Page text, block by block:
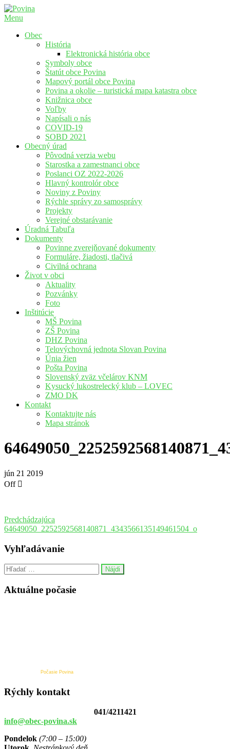
Menu
Obec
História
Elektronická história obce
Symboly obce
Štatút obce Povina
Mapový portál obce Povina
Povina a okolie – turistická mapa katastra obce
Knižnica obce
Voľby
Napísali o nás
COVID-19
SOBD 2021
Obecný úrad
Pôvodná verzia webu
Starostka a zamestnanci obce
Poslanci OZ 2022-2026
Hlavný kontrolór obce
Noviny z Poviny
Rýchle správy zo samosprávy
Projekty
Verejné obstarávanie
Úradná Tabuľa
Dokumenty
Povinne zverejňované dokumenty
Formuláre, žiadosti, tlačivá
Civilná ochrana
Život v obci
Aktuality
Pozvánky
Foto
Inštitúcie
MŠ Povina
ZŠ Povina
DHZ Povina
Telovýchovná jednota Slovan Povina
Únia žien
Pošta Povina
Slovenský zväz včelárov KNM
Kysucký lukostrelecký klub – LOVEC
ZMO DK
Kontakt
Kontaktujte nás
Mapa stránok
jún 21 2019
Off
Predchádzajúca
64649050_2252592568140871_4343566135149461504_o
Vyhľadávanie
Aktuálne počasie
Počasie Povina
Rýchly kontakt
041/4211421
info@obec-povina.sk
Pondelok (7:00 – 15:00)